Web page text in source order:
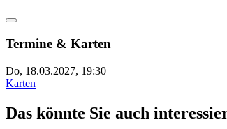
Termine & Karten
Do, 18.03.2027, 19:30
Karten
Das könnte Sie auch